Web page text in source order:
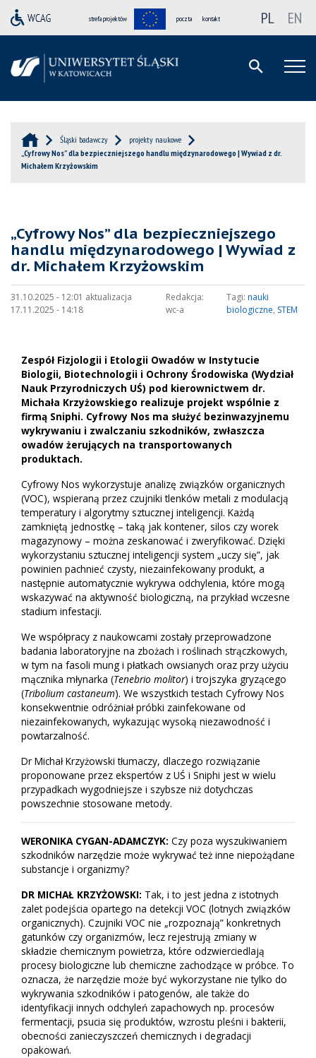
strefa projektów poczta kontakt PL EN
Śląski badawczy
projekty naukowe
„Cyfrowy Nos” dla bezpieczniejszego handlu międzynarodowego | Wywiad z dr.
Michałem Krzyżowskim
„Cyfrowy Nos” dla bezpieczniejszego
handlu międzynarodowego | Wywiad z
dr. Michałem Krzyżowskim
31.10.2025 - 12:01 aktualizacja
17.11.2025 - 14:18
Redakcja:
wc-a
Tagi: nauki
biologiczne, STEM
Zespół Fizjologii i Etologii Owadów w Instytucie
Biologii, Biotechnologii i Ochrony Środowiska (Wydział
Nauk Przyrodniczych UŚ) pod kierownictwem dr.
Michała Krzyżowskiego realizuje projekt wspólnie z
firmą Sniphi. Cyfrowy Nos ma służyć bezinwazyjnemu
wykrywaniu i zwalczaniu szkodników, zwłaszcza
owadów żerujących na transportowanych
produktach.
Cyfrowy Nos wykorzystuje analizę związków organicznych
(VOC), wspieraną przez czujniki tlenków metali z modulacją
temperatury i algorytmy sztucznej inteligencji. Każdą
zamkniętą jednostkę – taką jak kontener, silos czy worek
magazynowy – można zeskanować i zweryfikować. Dzięki
wykorzystaniu sztucznej inteligencji system „uczy się”, jak
powinien pachnieć czysty, niezainfekowany produkt, a
następnie automatycznie wykrywa odchylenia, które mogą
wskazywać na aktywność biologiczną, na przykład wczesne
stadium infestacji.
We współpracy z naukowcami zostały przeprowadzone
badania laboratoryjne na zbożach i roślinach strączkowych,
w tym na fasoli mung i płatkach owsianych oraz przy użyciu
mącznika młynarka (Tenebrio molitor) i trojszyka gryzącego
(Tribolium castaneum). We wszystkich testach Cyfrowy Nos
konsekwentnie odróżniał próbki zainfekowane od
niezainfekowanych, wykazując wysoką niezawodność i
powtarzalność.
Dr Michał Krzyżowski tłumaczy, dlaczego rozwiązanie
proponowane przez ekspertów z UŚ i Sniphi jest w wielu
przypadkach wygodniejsze i szybsze niż dotychczas
powszechnie stosowane metody.
WERONIKA CYGAN-ADAMCZYK: Czy poza wyszukiwaniem
szkodników narzędzie może wykrywać też inne niepożądane
substancje i organizmy?
DR MICHAŁ KRZYŻOWSKI: Tak, i to jest jedna z istotnych
zalet podejścia opartego na detekcji VOC (lotnych związków
organicznych). Czujniki VOC nie „rozpoznają” konkretnych
gatunków czy organizmów, lecz rejestrują zmiany w
składzie chemicznym powietrza, które odzwierciedlają
procesy biologiczne lub chemiczne zachodzące w próbce. To
oznacza, że narzędzie może być wykorzystane nie tylko do
wykrywania szkodników i patogenów, ale także do
identyfikacji innych odchyleń zapachowych np. procesów
fermentacji, psucia się produktów, wzrostu pleśni i bakterii,
obecności zanieczyszczeń chemicznych i degradacji
opakowań.